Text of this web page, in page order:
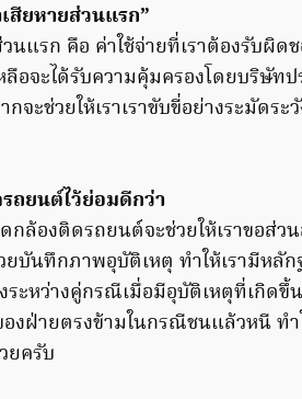
สียหายส่วนแรก”
นแรก คือ ค่าใช้จ่ายที่เราต้องรับผิ
อจะได้รับความคุ้มครองโดยบริษัท
กจะช่วยให้เราเราขับขี่อย่างระมัด
ถยนต์ไว้ย่อมดีกว่า
กล้องติดรถยนต์จะช่วยให้เราขอส่
บันทึกภาพอุบัติเหตุ ทำให้เรามีหลัก
ะหว่างคู่กรณีเมื่อมีอุบัติเหตุที่เกิด
งฝ่ายตรงข้ามในกรณีชนแล้วหนี ท
ยครับ